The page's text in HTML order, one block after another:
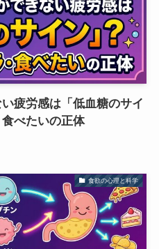
疲労感は「低血糖のサイ
べたいの正体
食欲の心理と科学